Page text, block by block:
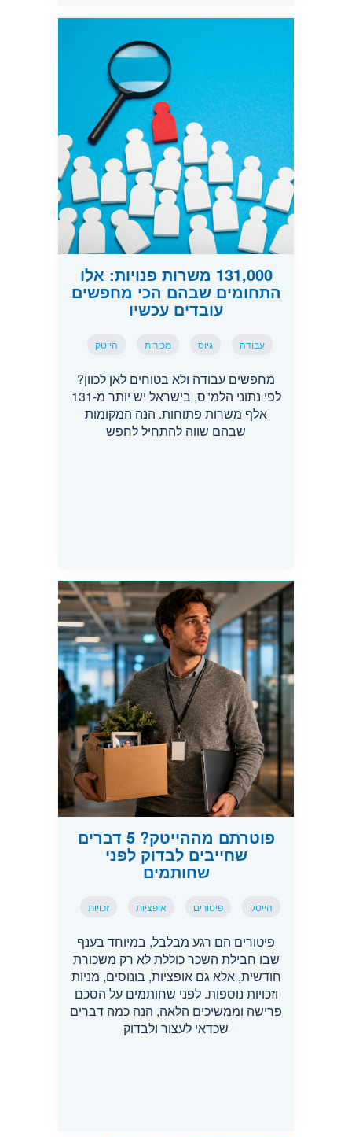
131,000 משרות פנויות: אלו
התחומים שבהם הכי מחפשים
עובדים עכשיו
עבודה גיוס מכירות הייטק
מחפשים עבודה ולא בטוחים לאן לכוון?
לפי נתוני הלמ"ס, בישראל יש יותר מ-131
אלף משרות פתוחות. הנה המקומות
שבהם שווה להתחיל לחפש
פוטרתם מההייטק? 5 דברים
שחייבים לבדוק לפני
שחותמים
הייטק פיטורים אופציות זכויות
פיטורים הם רגע מבלבל, במיוחד בענף
שבו חבילת השכר כוללת לא רק משכורת
חודשית, אלא גם אופציות, בונוסים, מניות
וזכויות נוספות. לפני שחותמים על הסכם
פרישה וממשיכים הלאה, הנה כמה דברים
שכדאי לעצור ולבדוק